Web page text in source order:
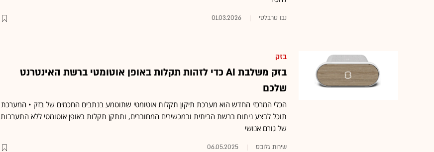
נבו טרבלסי 01.03.2026
בזק
בזק משלבת AI כדי לזהות תקלות באופן אוטומטי ברשת האינטרנט
שלכם
הכלי המרכזי החדש הוא מערכת תיקון תקלות אוטומטי שתוטמע בנתבים החכמים של בזק • המערכת
תוכל לבצע ניתוח ברשת הביתית ובמכשירים המחוברים, ותתקן תקלות באופן אוטומטי ללא התערבות
של גורם אנושי
שירות גלובס 06.05.2025